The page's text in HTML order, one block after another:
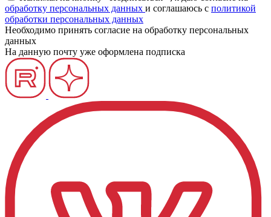
обработку персональных данных и соглашаюсь c политикой
обработки персональных данных
Необходимо принять согласие на обработку персональных
данных
На данную почту уже оформлена подписка